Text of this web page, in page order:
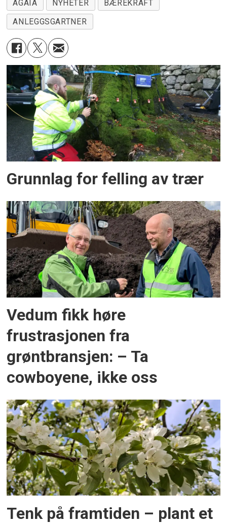
AGAIA NYHETER
BÆREKRAFT
ANLEGGSGARTNER
Grunnlag for felling av trær
Vedum fikk høre
frustrasjonen fra
grøntbransjen: – Ta
cowboyene, ikke oss
Tenk på framtiden – plant et